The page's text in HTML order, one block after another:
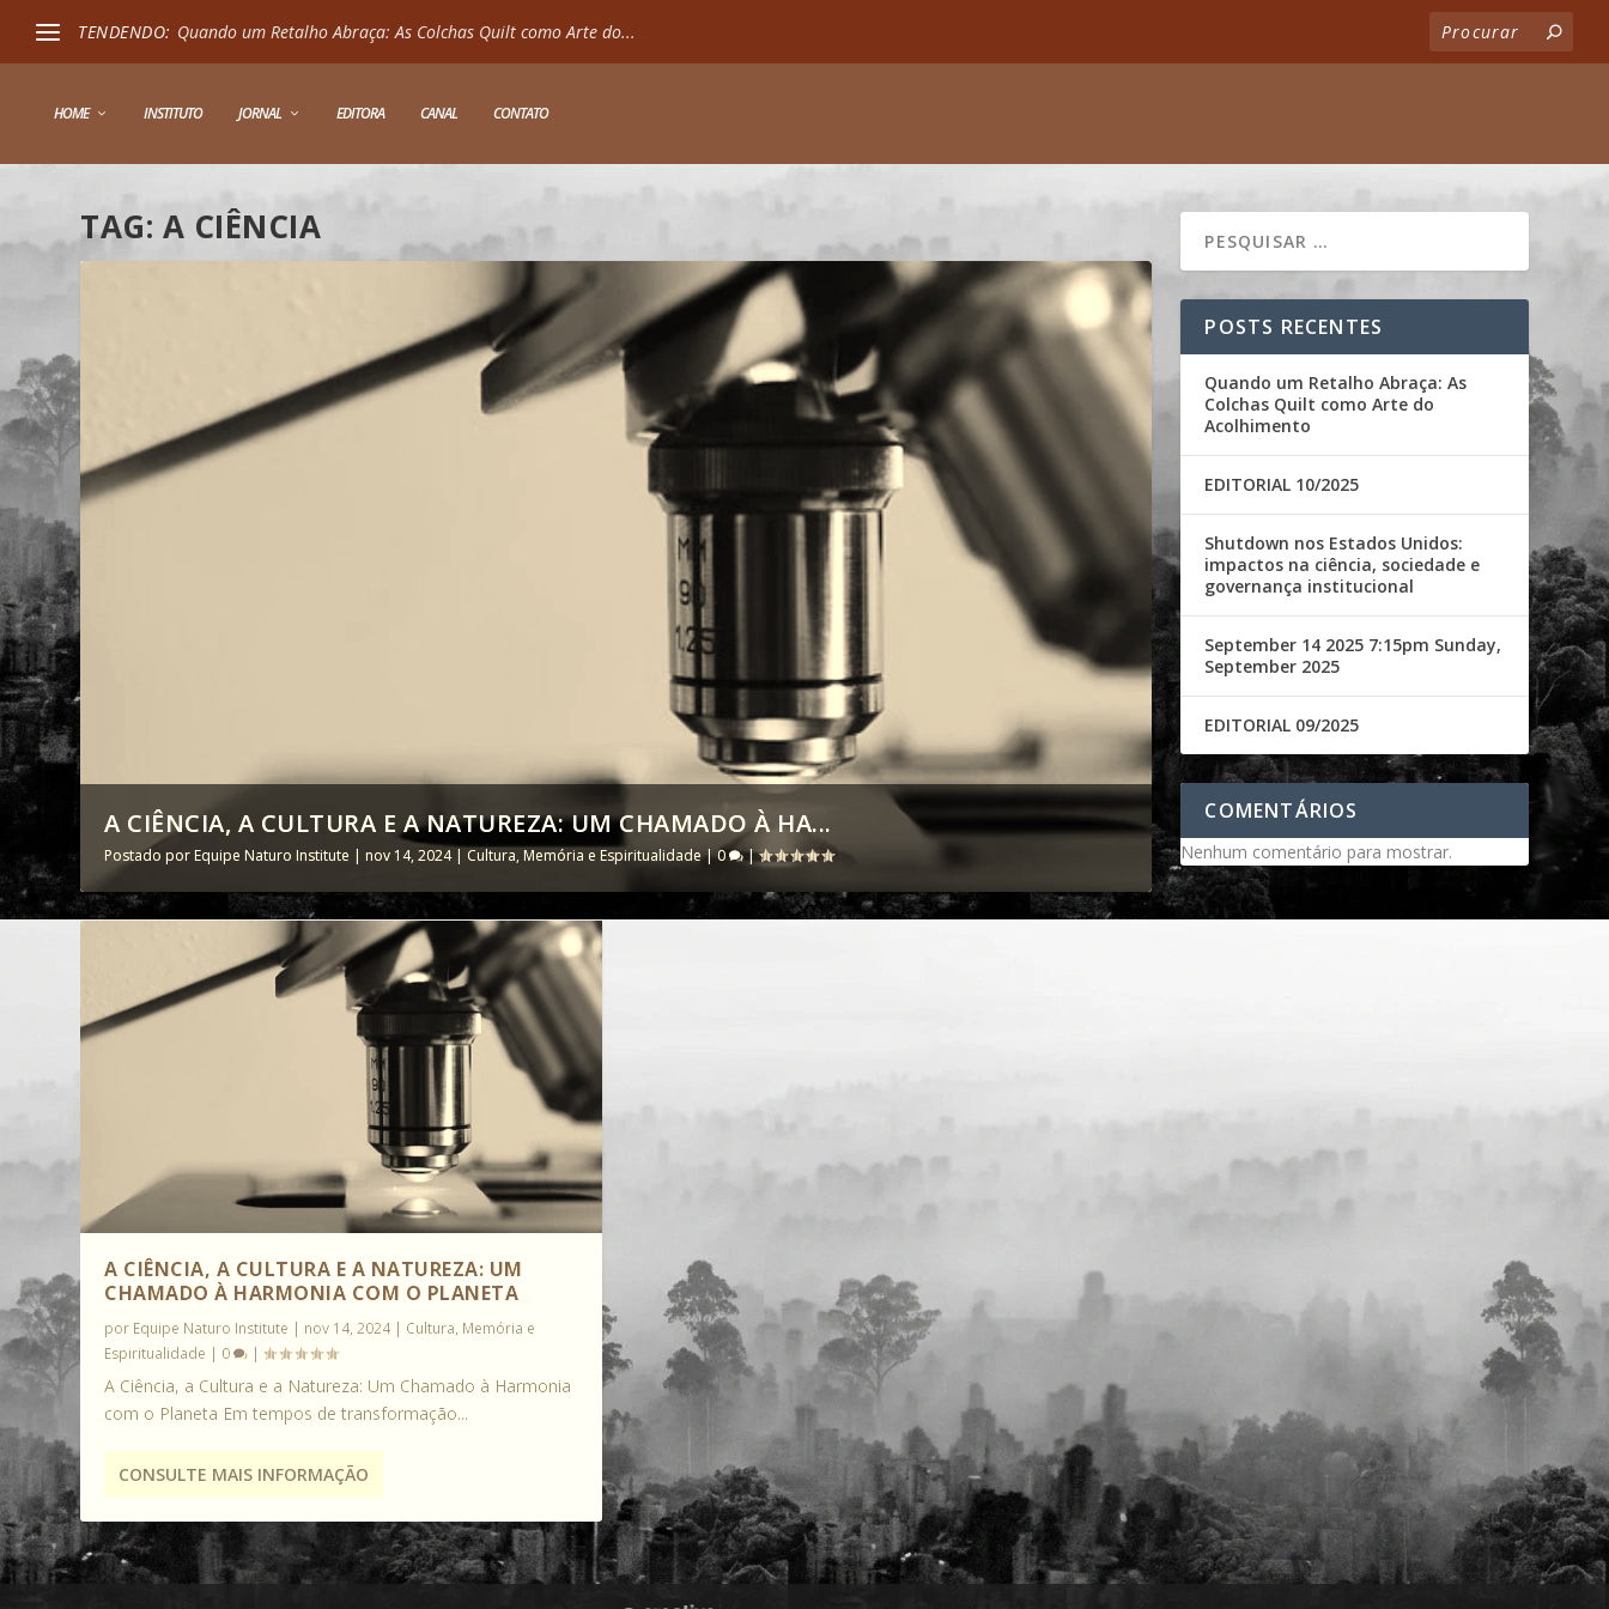
TENDENDO: Quando um Retalho Abraça: As Colchas Quilt como Arte do...
HOME INSTITUTO JORNAL EDITORA CANAL CONTATO
TAG: A CIÊNCIA
A CIÊNCIA, A CULTURA E A NATUREZA: UM CHAMADO À HA...
Postado por Equipe Naturo Institute | nov 14, 2024| Cultura, Memória e Espiritualidade|0 |
A CIÊNCIA, A CULTURA E A NATUREZA: UM
CHAMADO À HARMONIA COM O PLANETA
por Equipe Naturo Institute | nov 14, 2024| Cultura, Memória e
Espiritualidade | 0 |
A Ciência, a Cultura e a Natureza: Um Chamado à Harmonia
com o Planeta Em tempos de transformação...
CONSULTE MAIS INFORMAÇÃO
POSTS RECENTES
Quando um Retalho Abraça: As
Colchas Quilt como Arte do
Acolhimento
EDITORIAL 10/2025
Shutdown nos Estados Unidos:
impactos na ciência, sociedade e
governança institucional
September 14 2025 7:15pm Sunday,
September 2025
EDITORIAL 09/2025
COMENTÁRIOS
Nenhum comentário para mostrar.